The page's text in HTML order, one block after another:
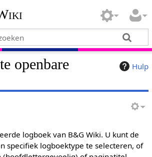
Hulp
openbare
logboek van B&G Wiki. U kunt de
specifiek logboektype te selecteren, of